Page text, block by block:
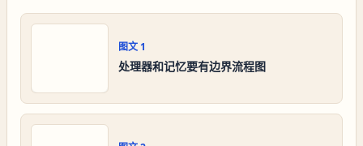
图文 1
处理器和记忆要有边界流程图